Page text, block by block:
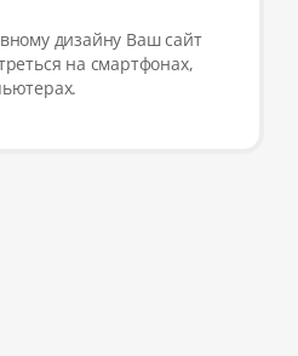
дизайну Ваш сайт
на смартфонах,